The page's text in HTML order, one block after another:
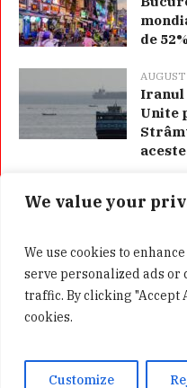
We value your
We use cookies to
serve personalized ads or
traffic. By clicking "Accept
cookies.
Customize
de
Iranul
Unite
Categorii
Acasă